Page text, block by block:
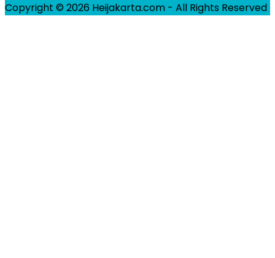
Copyright © 2026 Heijakarta.com - All Rights Reserved